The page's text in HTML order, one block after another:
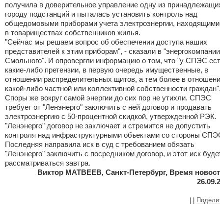
получила в доверительное управление одну из
городу подстанций и пыталась установить контроль над
общедомовыми приборами учета электроэнергии,
в товариществах собственников жилья.
"Сейчас мы решаем вопрос об обеспечении доступа наших
представителей к этим приборам", - сказали в "энергокомпании
Смольного". И опровергли информацию о том, что "у СПЭС
какие-либо претензии, в первую очередь имущественные, в
отношении распределительных щитов, а тем более в
какой-либо частной или коллективной собственности
Споры же вокруг самой энергии до сих пор не утихли. СПЭС
требует от "Ленэнерго" заключить с ней договор и продавать
электроэнергию с 50-процентной скидкой, утвержденной РЭК.
"Ленэнерго" договор не заключает и стремится не допустить
контроля над инфраструктурными объектами со стороны
Последняя направила иск в суд с требованием обязать
"Ленэнерго" заключить с посредником договор, и этот иск
рассматриваться завтра.
Виктор МАТВЕЕВ, Санкт-Петербург, Время